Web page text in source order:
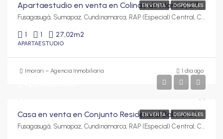
EN VENTA DISPONIBLESApartaestudio en venta en Colinas de Manila | 27,02 m² con parqueadero y depósito
Fusagasugá, Sumapaz, Cundinamarca, RAP (Especial) Central, Colombia
1 1 27,02m2
APARTAESTUDIO
Imorari – Agencia Inmobiliaria 1 día ago
EN VENTA DISPONIBLES
Casa en venta en Conjunto Residencial Balmoral, Fusagasugá | 4 habitaciones y parqueadero
Fusagasugá, Sumapaz, Cundinamarca, RAP (Especial) Central, Colombia